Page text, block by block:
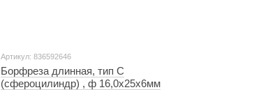
Артикул: 836592646
Борфреза длинная, тип C
(cфероцилиндр) , ф 16,0х25х6мм